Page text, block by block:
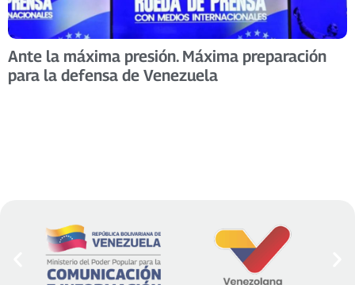
Ante la máxima presión. Máxima preparación
para la defensa de Venezuela